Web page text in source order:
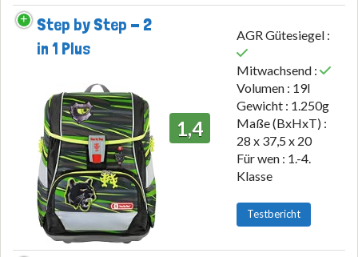
Modell
Step by Step - 2
in 1 Plus
1,4
AGR Gütesiegel :
Mitwachsend :
Volumen : 19l
Gewicht : 1.250g
Maße (BxHxT) :
28 x 37,5 x 20
Für wen : 1.-4.
Klasse
Testbericht